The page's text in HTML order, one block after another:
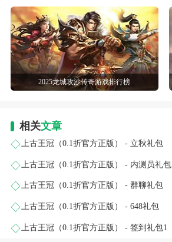
2025龙城攻沙传奇游戏排行榜
相关文章
上古王冠（0.1折官方正版） - 立秋礼包
上古王冠（0.1折官方正版） - 内测员礼包
上古王冠（0.1折官方正版） - 群聊礼包
上古王冠（0.1折官方正版） - 648礼包
上古王冠（0.1折官方正版） - 签到礼包1